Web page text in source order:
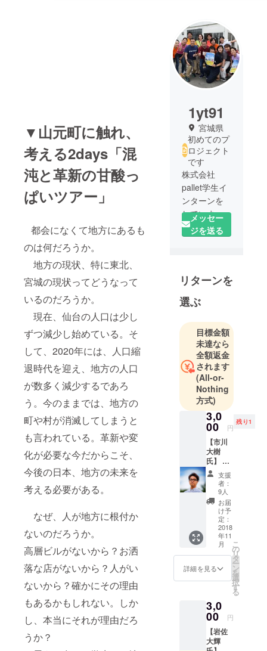
▼山元町に触れ、
考える2days「混
沌と革新の甘酸っ
ぱいツアー」
都会になくて地方にあるも
のは何だろうか。
地方の現状、特に東北、
宮城の現状ってどうなって
いるのだろうか。
現在、仙台の人口は少し
ずつ減少し始めている。そ
して、2020年には、人口縮
退時代を迎え、地方の人口
が数多く減少するであろ
う。今のままでは、地方の
町や村が消滅してしまうと
も言われている。革新や変
化が必要な今だからこそ、
今後の日本、地方の未来を
考える必要がある。
なぜ、人が地方に根付か
ないのだろうか。
高層ビルがないから？お洒
落な店がないから？人がい
ないから？確かにその理由
もあるかもしれない。しか
し、本当にそれが理由だろ
うか？
1yt91
宮城県
初めてのプ
ロジェクト
です
株式会社
pallet学生イ
ンターンを
していま
す、宮城県
の大学4年生
メッセー
ジを送る
リターンを
選ぶ
目標金額
未達なら
全額返金
されます
(All-or-
Nothing
方式)
3,0
00 円
残り1
【市川
大樹
氏】 リ
ターン
限定
「シュ
ウカツ
改革セ
ミナー
(11/18P
M開
催)」&
キャリ
ア面談
付き(30
所の詳
細に関
しては
メッ
セージ
支援
者：
9人
お届
け予
定：
2018
年11
月
詳細を見る
こ
の
リ
タ
ー
ン
を
選
択
す
る
3,0
00 円
【岩佐
大輝